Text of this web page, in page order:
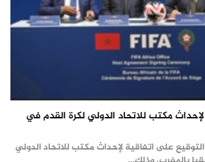
مكتب للاتحاد الدولي لكرة القدم في
على اتفاقية لإحداث مكتب للاتحاد الدولي